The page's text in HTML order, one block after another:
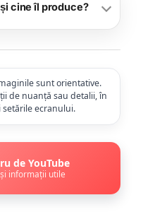
cine îl produce?
sunt orientative.
de nuanță sau detalii, în
ecranului.
de YouTube
informații utile